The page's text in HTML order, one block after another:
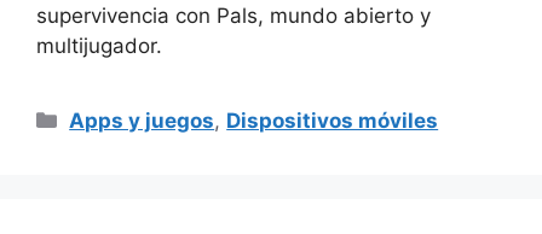
supervivencia con Pals, mundo abierto y
multijugador.
Categorías
Apps y juegos, Dispositivos móviles